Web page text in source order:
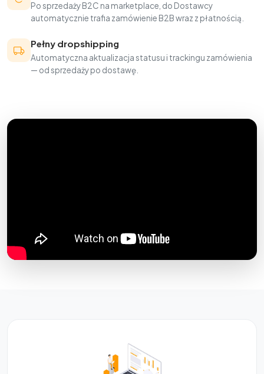
Po sprzedaży B2C na marketplace, do Dostawcy
automatycznie trafia zamówienie B2B wraz z płatnością.
Pełny dropshipping
Automatyczna aktualizacja statusu i trackingu zamówienia
— od sprzedaży po dostawę.